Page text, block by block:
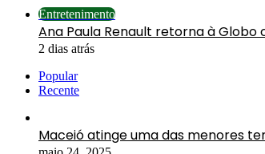
Entretenimento
Ana Paula Renault retorna à
2 dias atrás
Popular
Recente
Maceió atinge uma das menores